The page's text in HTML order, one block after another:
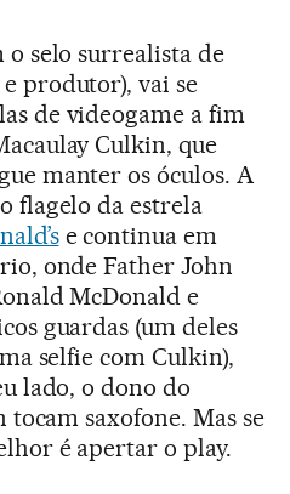
o selo surrealista de
produtor), vai se
de videogame a fim
Culkin, que
manter os óculos. A
flagelo da estrela
e continua em
onde Father John
McDonald e
guardas (um deles
selfie com Culkin),
lado, o dono do
saxofone. Mas se
é apertar o play.